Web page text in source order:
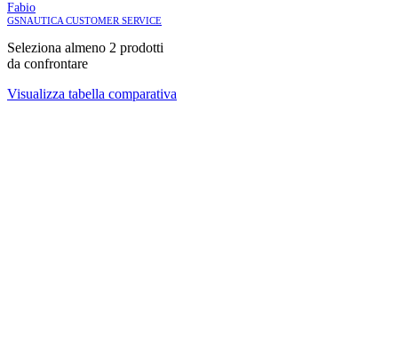
Fabio
GSNAUTICA CUSTOMER SERVICE
Seleziona almeno 2 prodotti
da confrontare
Visualizza tabella comparativa